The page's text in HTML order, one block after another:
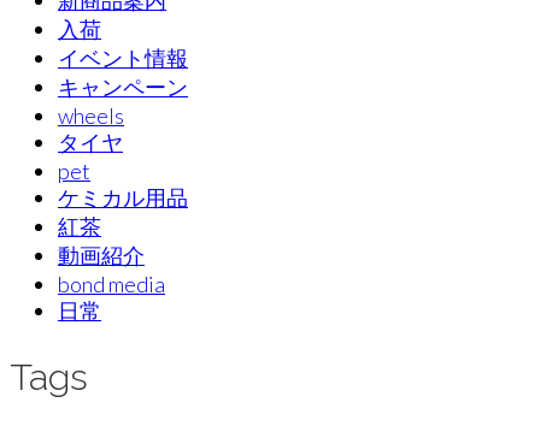
入荷
イベント情報
キャンペーン
wheels
タイヤ
pet
ケミカル用品
紅茶
動画紹介
bond media
日常
Tags